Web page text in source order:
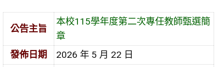
公告主旨
本校115學年度第二次專任教師甄選簡
章
發佈日期
2026 年 5 月 22 日